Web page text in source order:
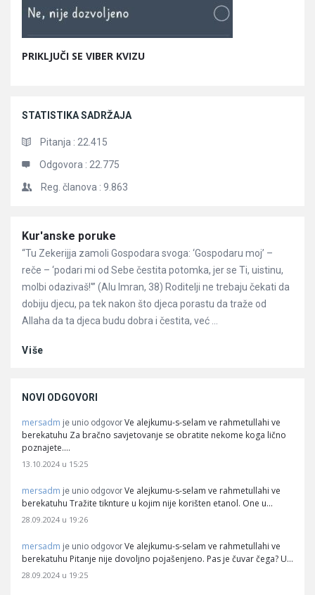
PRIKLJUČI SE VIBER KVIZU
STATISTIKA SADRŽAJA
Pitanja : 22.415
Odgovora : 22.775
Reg. članova : 9.863
Članci
Kur'anske poruke
“Tu Zekerijja zamoli Gospodara svoga: ‘Gospodaru moj’ –
reče – ‘podari mi od Sebe čestita potomka, jer se Ti, uistinu,
molbi odazivaš!'” (Alu Imran, 38) Roditelji ne trebaju čekati da
dobiju djecu, pa tek nakon što djeca porastu da traže od
Allaha da ta djeca budu dobra i čestita, već ...
Više
NOVI ODGOVORI
mersadm je unio odgovor Ve alejkumu-s-selam ve rahmetullahi ve
berekatuhu Za bračno savjetovanje se obratite nekome koga lično
poznajete.…
13.10.2024 u 15:25
mersadm je unio odgovor Ve alejkumu-s-selam ve rahmetullahi ve
berekatuhu Tražite tiknture u kojim nije korišten etanol. One u…
28.09.2024 u 19:26
mersadm je unio odgovor Ve alejkumu-s-selam ve rahmetullahi ve
berekatuhu Pitanje nije dovoljno pojašenjeno. Pas je čuvar čega? U…
28.09.2024 u 19:25